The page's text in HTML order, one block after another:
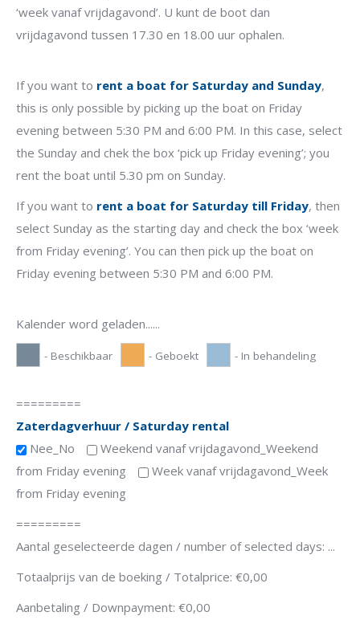
‘week vanaf vrijdagavond’. U kunt de boot dan
vrijdagavond tussen 17.30 en 18.00 uur ophalen.
If you want to rent a boat for Saturday and Sunday,
this is only possible by picking up the boat on Friday
evening between 5:30 PM and 6:00 PM. In this case, select
the Sunday and chek the box ‘pick up Friday evening’; you
rent the boat until 5.30 pm on Sunday.
If you want to rent a boat for Saturday till Friday, then
select Sunday as the starting day and check the box ‘week
from Friday evening’. You can then pick up the boat on
Friday evening between 5:30 PM and 6:00 PM.
Kalender word geladen......
- Beschikbaar - Geboekt - In behandeling
=========
Zaterdagverhuur / Saturday rental
Nee_No
Weekend vanaf vrijdagavond_Weekend
from Friday evening
Week vanaf vrijdagavond_Week
from Friday evening
=========
Aantal geselecteerde dagen / number of selected days: ...
Totaalprijs van de boeking / Totalprice: €0,00
Aanbetaling / Downpayment: €0,00